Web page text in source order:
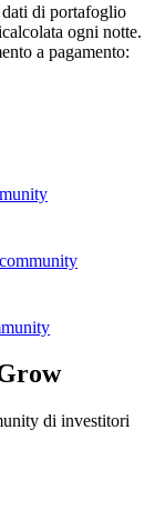
dati di portafoglio
ogni notte.
a pagamento:
di investitori